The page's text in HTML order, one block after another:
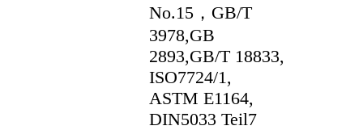
No.15，GB/T
3978,GB
2893,GB/T 18833,
ISO7724/1,
ASTM E1164,
DIN5033 Teil7